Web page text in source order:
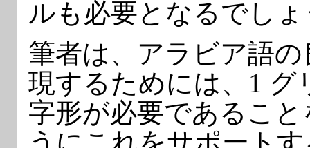
ルも必要となるでし
筆者は、アラビア語
現するためには、1 グ
字形が必要であるこ
うにこれをサポート